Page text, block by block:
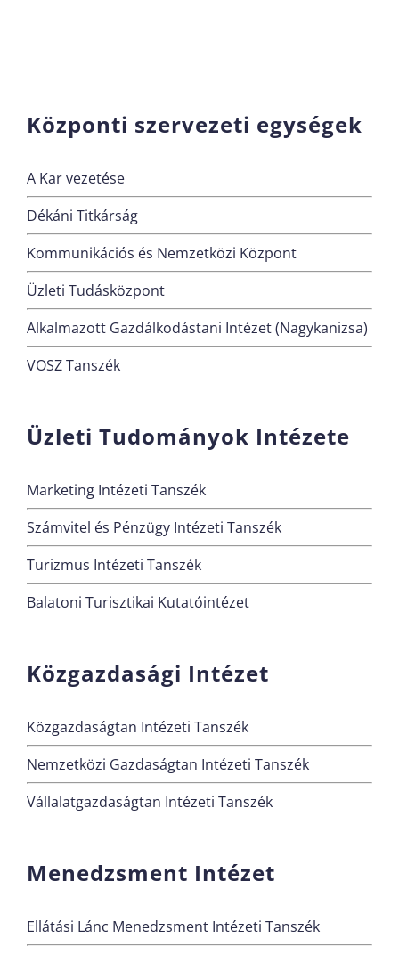
Központi szervezeti egységek
A Kar vezetése
Dékáni Titkárság
Kommunikációs és Nemzetközi Központ
Üzleti Tudásközpont
Alkalmazott Gazdálkodástani Intézet (Nagykanizsa)
VOSZ Tanszék
Üzleti Tudományok Intézete
Marketing Intézeti Tanszék
Számvitel és Pénzügy Intézeti Tanszék
Turizmus Intézeti Tanszék
Balatoni Turisztikai Kutatóintézet
Közgazdasági Intézet
Közgazdaságtan Intézeti Tanszék
Nemzetközi Gazdaságtan Intézeti Tanszék
Vállalatgazdaságtan Intézeti Tanszék
Menedzsment Intézet
Ellátási Lánc Menedzsment Intézeti Tanszék